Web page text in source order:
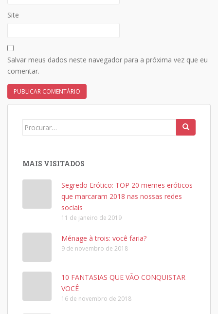
Site
Salvar meus dados neste navegador para a próxima vez que eu
comentar.
Search
MAIS VISITADOS
Segredo Erótico: TOP 20 memes eróticos
que marcaram 2018 nas nossas redes
sociais
11 de janeiro de 2019
Ménage à trois: você faria?
9 de novembro de 2018
10 FANTASIAS QUE VÃO CONQUISTAR
VOCÊ
16 de novembro de 2018